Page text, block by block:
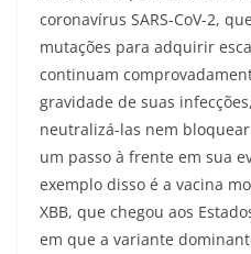
coronavírus SARS-CoV-2,
mutações para adquirir
continuam
gravidade de suas
neutralizá-las nem
um passo à frente em sua
exemplo disso é a vacina
XBB, que chegou aos
em que a variante